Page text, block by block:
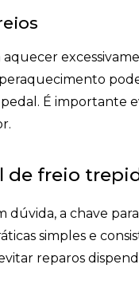
É importante
de freio
dúvida, a chave
simples e
reparos